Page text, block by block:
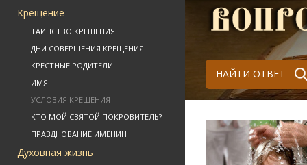
Крещение
ТАИНСТВО КРЕЩЕНИЯ
ДНИ СОВЕРШЕНИЯ КРЕЩЕНИЯ
КРЕСТНЫЕ РОДИТЕЛИ
ИМЯ
УСЛОВИЯ КРЕЩЕНИЯ
КТО МОЙ СВЯТОЙ ПОКРОВИТЕЛЬ?
ПРАЗДНОВАНИЕ ИМЕНИН
Духовная жизнь
НАЙТИ ОТВЕТ